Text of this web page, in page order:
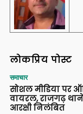
लोकप्रिय पोस्ट
समाचार
सोशल मीडिया पर
वायरल, राजगढ़
आरक्षी निलंबित